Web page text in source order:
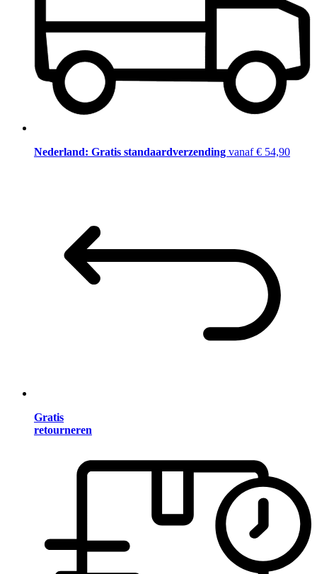
Nederland: Gratis standaardverzending vanaf € 54,90
Gratis
retourneren